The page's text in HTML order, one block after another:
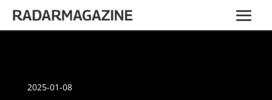
2025-01-08